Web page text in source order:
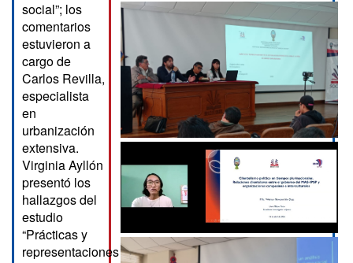
social”; los
comentarios
estuvieron a
cargo de
Carlos Revilla,
especialista
en
urbanización
extensiva.
Virginia Ayllón
presentó los
hallazgos del
estudio
“Prácticas y
representaciones